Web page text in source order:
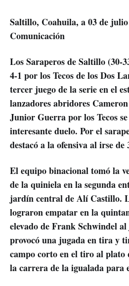
Saltillo, Coahuila, a 03 de
Comunicación
Los Saraperos de Saltillo (30-
4-1 por los Tecos de los Dos
tercer juego de la serie en el
lanzadores abridores
Junior Guerra por los Tecos
interesante duelo. Por el
destacó a la ofensiva al irse de
El equipo binacional tomó la
de la quiniela en la segunda
jardín central de Alí Castillo.
lograron empatar en la
elevado de Frank Schwindel
provocó una jugada en tira y
campo corto en el tiro al
la carrera de la igualada para